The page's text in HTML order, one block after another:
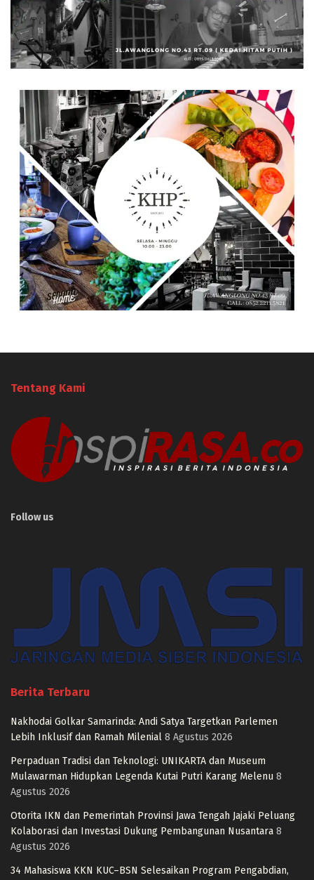
Tentang Kami
Follow us
Berita Terbaru
Nakhodai Golkar Samarinda: Andi Satya Targetkan Parlemen
Lebih Inklusif dan Ramah Milenial 8 Agustus 2026
Perpaduan Tradisi dan Teknologi: UNIKARTA dan Museum
Mulawarman Hidupkan Legenda Kutai Putri Karang Melenu 8
Agustus 2026
Otorita IKN dan Pemerintah Provinsi Jawa Tengah Jajaki Peluang
Kolaborasi dan Investasi Dukung Pembangunan Nusantara 8
Agustus 2026
34 Mahasiswa KKN KUC–BSN Selesaikan Program Pengabdian,